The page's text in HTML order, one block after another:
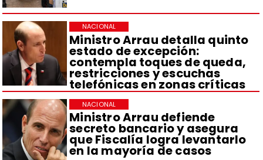
Ministro Arrau detalla quinto
estado de excepción:
contempla toques de queda,
restricciones y escuchas
telefónicas en zonas críticas
NACIONAL
Ministro Arrau defiende
secreto bancario y asegura
que Fiscalía logra levantarlo
en la mayoría de casos
NACIONAL